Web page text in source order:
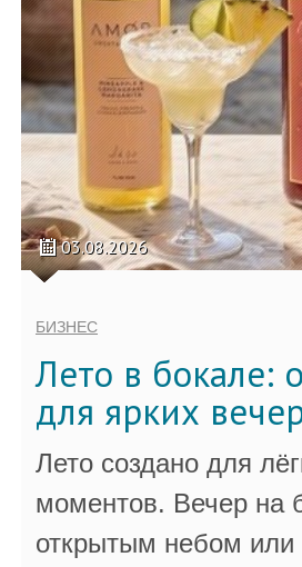
03.08.2026
БИЗНЕС
Лето в бокале:
для ярких
Лето создано для
моментов. Вечер на
открытым небом